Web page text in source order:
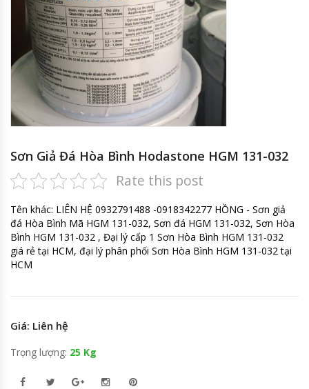
Sơn Giả Đá Hòa Bình Hodastone HGM 131-032
Rate this post
Tên khác: LIÊN HỆ 0932791488 -0918342277 HỒNG - Sơn giả
đá Hòa Bình Mã HGM 131-032, Sơn đá HGM 131-032, Sơn Hòa
Bình HGM 131-032 , Đại lý cấp 1 Sơn Hòa Bình HGM 131-032
giá rẻ tại HCM, đại lý phân phối Sơn Hòa Bình HGM 131-032 tại
HCM
Giá: Liên hệ
Trọng lượng: 25 Kg